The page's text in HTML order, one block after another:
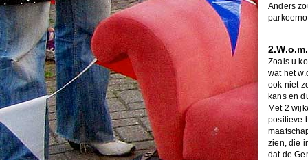
Anders
Zoals u
wat het
ook niet
kans en
Met 2
positieve
zien, die
dat de